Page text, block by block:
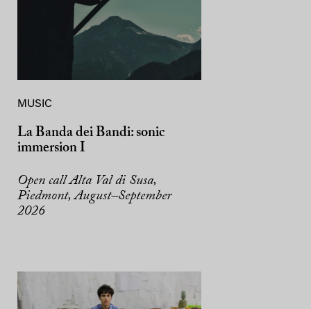
MUSIC
La Banda dei Bandi: sonic
immersion I
Open call Alta Val di Susa,
Piedmont, August–September
2026